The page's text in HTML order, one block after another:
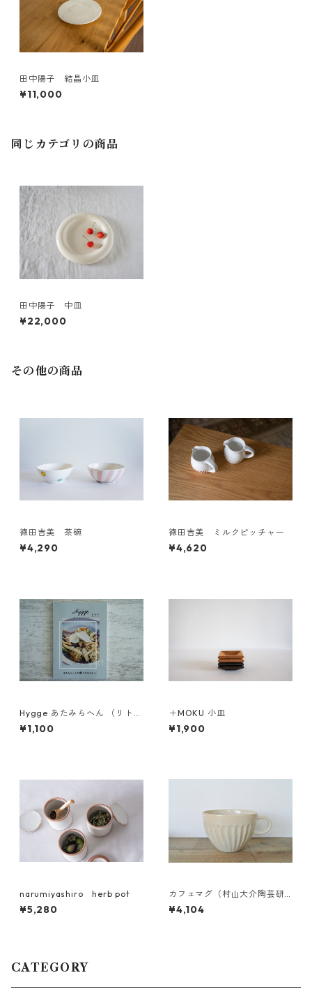
田中陽子 結晶小皿
¥11,000
同じカテゴリの商品
田中陽子 中皿
¥22,000
その他の商品
徳田吉美 茶碗
¥4,290
徳田吉美 ミルクピッチャー
¥4,620
Hygge あたみらへん （リトル
プレス）
¥1,100
＋MOKU 小皿
¥1,900
narumiyashiro herb pot
¥5,280
カフェマグ（村山大介陶芸研
究所さんのうつわ）
¥4,104
CATEGORY